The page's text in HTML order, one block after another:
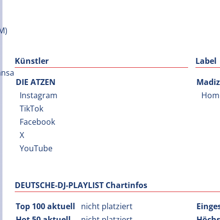
Künstler
DIE ATZEN
Instagram
TikTok
Facebook
X
YouTube
Label
DEUTSCHE-DJ-PLAYLIST Chartinfos
Top 100 aktuell
nicht platziert